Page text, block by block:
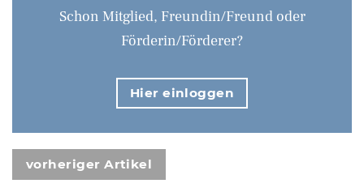
Schon Mitglied, Freundin/Freund oder
Förderin/Förderer?
Hier einloggen
vorheriger Artikel